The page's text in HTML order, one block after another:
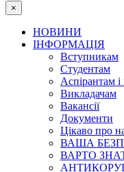
×
НОВИНИ
ІНФОРМАЦІЯ
Вступникам
Студентам
Аспірантам
Викладачам
Вакансії
Документи
Цікаво про
ВАША
ВАРТО